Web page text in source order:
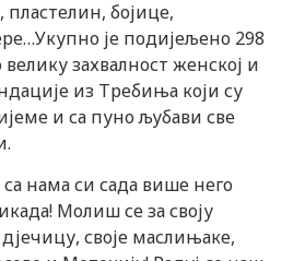
бојице,
је подијељено 298
захвалност женској и
из Требиња који су
и са пуно љубави све
нама си сада више него
Молиш се за своју
своје маслињаке,